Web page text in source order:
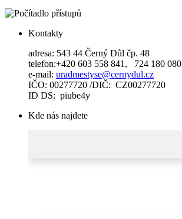
Kontakty
adresa: 543 44 Černý Důl čp. 48
telefon:+420 603 558 841, 724 180 080
e-mail: uradmestyse@cernydul.cz
IČO: 00277720 /DIČ: CZ00277720
ID DS: piube4y
Kde nás najdete